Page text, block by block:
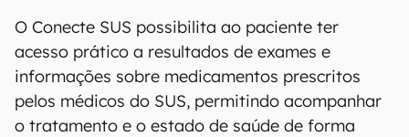
O Conecte SUS possibilita ao paciente ter
acesso prático a resultados de exames e
informações sobre medicamentos prescritos
pelos médicos do SUS, permitindo acompanhar
o tratamento e o estado de saúde de forma